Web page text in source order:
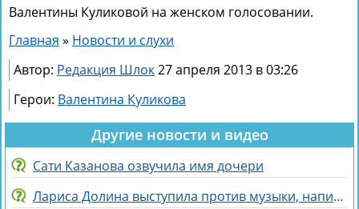
Валентины Куликовой на женском голосовании.
Главная » Новости и слухи
Автор: Редакция Шлок27 апреля 2013 в 03:26
Герои: Валентина Куликова
Другие новости и видео
Сати Казанова озвучила имя дочери
Лариса Долина выступила против музыки, написанной искусственным интеллектом